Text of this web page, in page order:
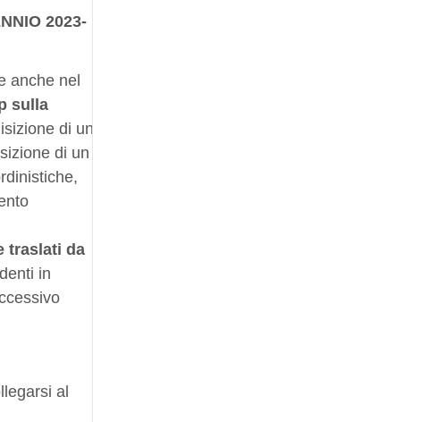
2023-
anche nel
sulla
di un
di un
traslati da
in
al